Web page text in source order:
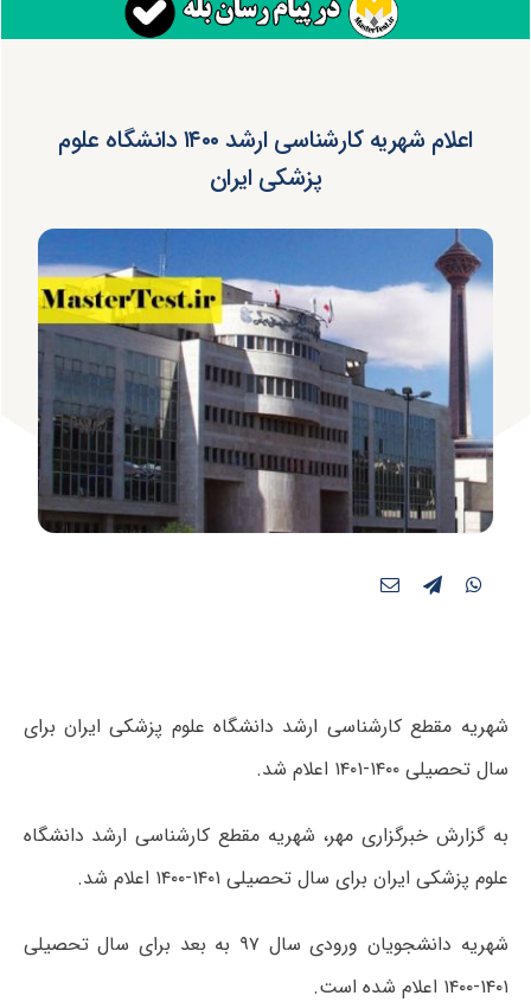
اعلام شهریه کارشناسی ارشد ۱۴۰۰ دانشگاه علوم
پزشکی ایران
شهریه مقطع کارشناسی ارشد دانشگاه علوم پزشکی ایران برای
سال تحصیلی ۱۴۰۰-۱۴۰۱ اعلام شد.
به گزارش خبرگزاری مهر، شهریه مقطع کارشناسی ارشد دانشگاه
علوم پزشکی ایران برای سال تحصیلی ۱۴۰۱-۱۴۰۰ اعلام شد.
شهریه دانشجویان ورودی سال ۹۷ به بعد برای سال تحصیلی
۱۴۰۱-۱۴۰۰ اعلام شده است.